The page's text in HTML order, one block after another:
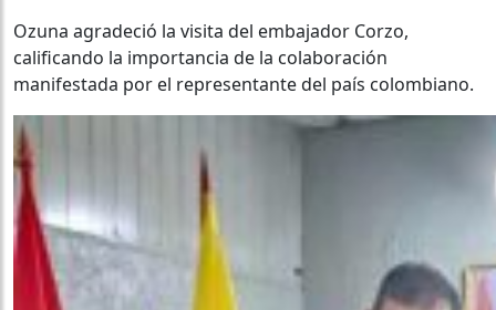
Ozuna agradeció la visita del embajador Corzo,
calificando la importancia de la colaboración
manifestada por el representante del país colombiano.